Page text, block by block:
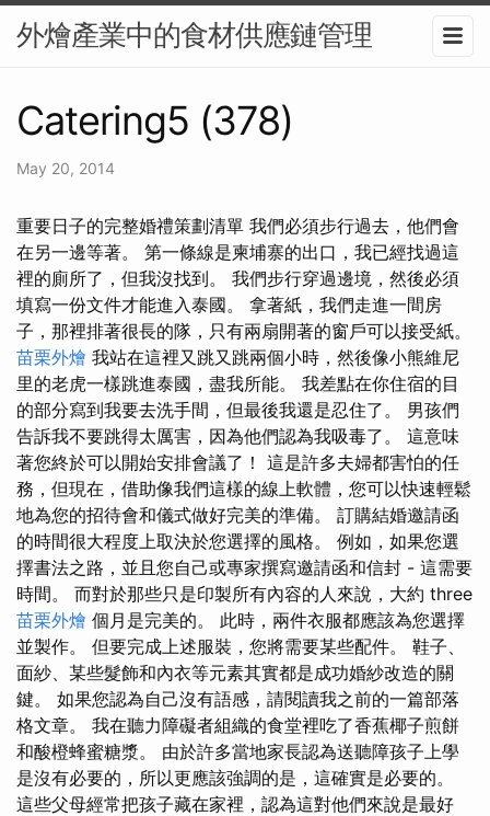
外燴產業中的食材供應鏈管理
Catering5 (378)
May 20, 2014
重要日子的完整婚禮策劃清單 我們必須步行過去，他們會
在另一邊等著。 第一條線是柬埔寨的出口，我已經找過這
裡的廁所了，但我沒找到。 我們步行穿過邊境，然後必須
填寫一份文件才能進入泰國。 拿著紙，我們走進一間房
子，那裡排著很長的隊，只有兩扇開著的窗戶可以接受紙。
苗栗外燴 我站在這裡又跳又跳兩個小時，然後像小熊維尼
里的老虎一樣跳進泰國，盡我所能。 我差點在你住宿的目
的部分寫到我要去洗手間，但最後我還是忍住了。 男孩們
告訴我不要跳得太厲害，因為他們認為我吸毒了。 這意味
著您終於可以開始安排會議了！ 這是許多夫婦都害怕的任
務，但現在，借助像我們這樣的線上軟體，您可以快速輕鬆
地為您的招待會和儀式做好完美的準備。 訂購結婚邀請函
的時間很大程度上取決於您選擇的風格。 例如，如果您選
擇書法之路，並且您自己或專家撰寫邀請函和信封 - 這需要
時間。 而對於那些只是印製所有內容的人來說，大約 three
苗栗外燴 個月是完美的。 此時，兩件衣服都應該為您選擇
並製作。 但要完成上述服裝，您將需要某些配件。 鞋子、
面紗、某些髮飾和內衣等元素其實都是成功婚紗改造的關
鍵。 如果您認為自己沒有語感，請閱讀我之前的一篇部落
格文章。 我在聽力障礙者組織的食堂裡吃了香蕉椰子煎餅
和酸橙蜂蜜糖漿。 由於許多當地家長認為送聽障孩子上學
是沒有必要的，所以更應該強調的是，這確實是必要的。
這些父母經常把孩子藏在家裡，認為這對他們來說是最好